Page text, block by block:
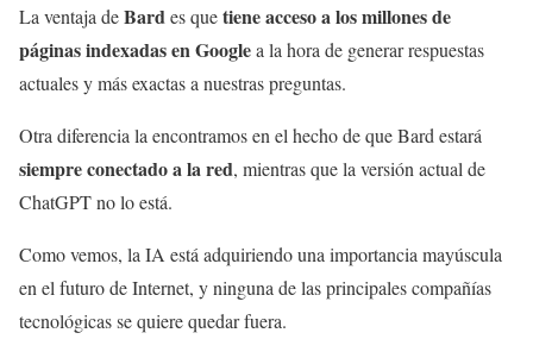
La ventaja deBard es quetieneacceso a los millones de
páginas indexadas en Googlea la hora de generar respuestas
actuales y más exactas a nuestras preguntas.
Otra diferencia la encontramos en el hecho de que Bard estará
siempre conectado a la red, mientras que la versión actual de
ChatGPT no lo está.
Como vemos, la IA está adquiriendo una importancia mayúscula
en el futuro de Internet, y ninguna de las principales compañías
tecnológicas se quiere quedar fuera.